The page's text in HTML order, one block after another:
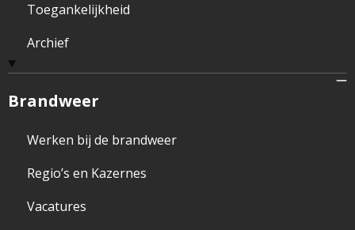
Toegankelijkheid
Archief
Brandweer
Werken bij de brandweer
Regio’s en Kazernes
Vacatures